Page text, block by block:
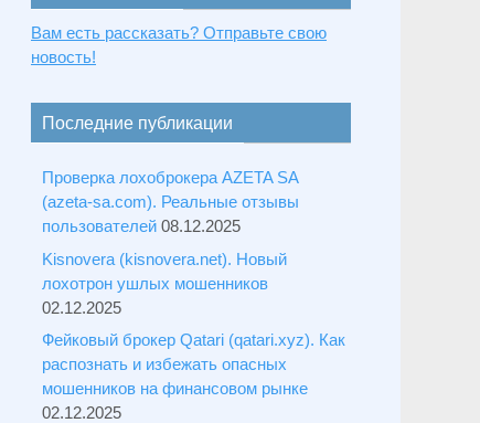
Вам есть рассказать? Отправьте свою
новость!
Последние публикации
Проверка лохоброкера AZETA SA
(azeta-sa.com). Реальные отзывы
пользователей 08.12.2025
Kisnovera (kisnovera.net). Новый
лохотрон ушлых мошенников
02.12.2025
Фейковый брокер Qatari (qatari.xyz). Как
распознать и избежать опасных
мошенников на финансовом рынке
02.12.2025